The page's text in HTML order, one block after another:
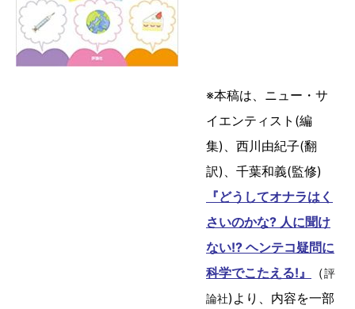
※本稿は、ニュー・サ
イエンティスト(編
集)、西川由紀子(翻
訳)、千葉和義(監修)
『どうしてオナラはく
さいのかな? 人に聞け
ない!? ヘンテコ疑問に
科学でこたえる!』
（評
論社)より、内容を一部